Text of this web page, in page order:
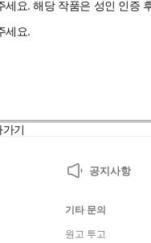
세요.해당 작품은 성인 인증
세요.
기
공지사항
기타 문의
원고 투고